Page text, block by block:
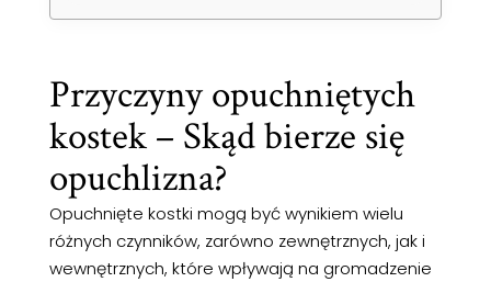
Przyczyny opuchniętych
kostek – Skąd bierze się
opuchlizna?
Opuchnięte kostki mogą być wynikiem wielu
różnych czynników, zarówno zewnętrznych, jak i
wewnętrznych, które wpływają na gromadzenie